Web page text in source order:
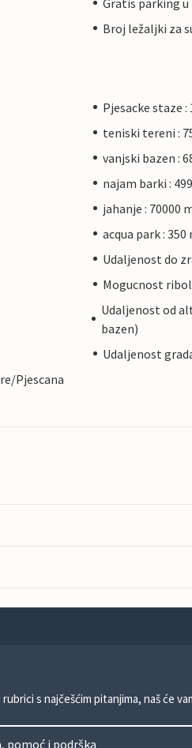
Broj ležaljki za
Pjesacke staze :
teniski tereni :
vanjski bazen :
najam barki :
jahanje : 70000
acqua park : 350
Udaljenost do
Mogucnost
Udaljenost od
bazen)
Udaljenost
Pjescana
s najčešćim pitanjima, naš će
pomoć i podrška